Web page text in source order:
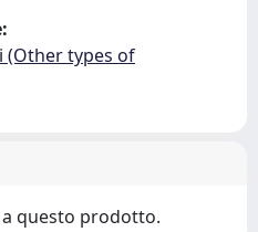
(Other types of
questo prodotto.